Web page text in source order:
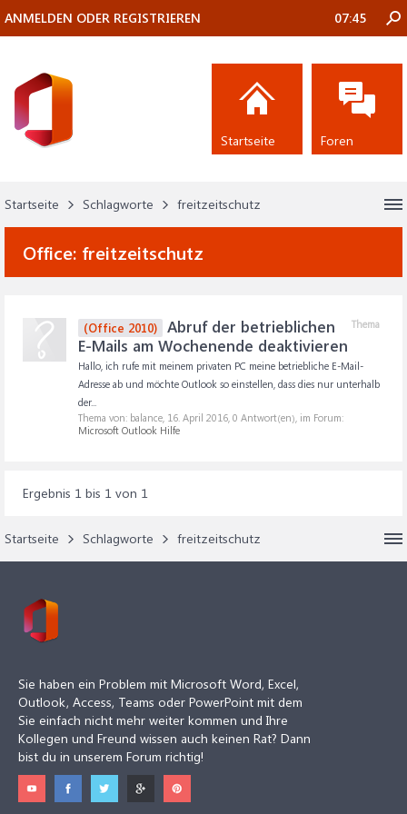
Startseite Schlagworte freitzeitschutz
Office: freitzeitschutz
Thema
(Office 2010)
Abruf der betrieblichen
E-Mails am Wochenende deaktivieren
Hallo, ich rufe mit meinem privaten PC meine betriebliche E-Mail-
Adresse ab und möchte Outlook so einstellen, dass dies nur unterhalb
der...
Thema von: balance, 16. April 2016, 0 Antwort(en), im Forum:
Microsoft Outlook Hilfe
Ergebnis 1 bis 1 von 1
Startseite Schlagworte freitzeitschutz
ANMELDEN ODER REGISTRIEREN 07:45
Startseite Foren
Sie haben ein Problem mit Microsoft Word, Excel,
Outlook, Access, Teams oder PowerPoint mit dem
Sie einfach nicht mehr weiter kommen und Ihre
Kollegen und Freund wissen auch keinen Rat? Dann
bist du in unserem Forum richtig!